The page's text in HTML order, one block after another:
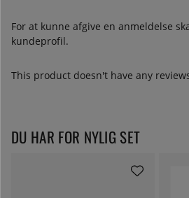
For at kunne afgive en anmeldelse
kundeprofil.
This product doesn't have any
DU HAR FOR NYLIG SET